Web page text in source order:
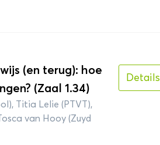
(en terug): hoe
(Zaal 1.34)
Titia Lelie (PTVT),
van Hooy (Zuyd
Details